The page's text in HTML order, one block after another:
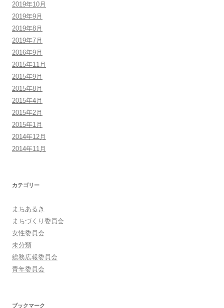
2019年10月
2019年9月
2019年8月
2019年7月
2016年9月
2015年11月
2015年9月
2015年8月
2015年4月
2015年2月
2015年1月
2014年12月
2014年11月
カテゴリー
まちあるき
まちづくり委員会
女性委員会
未分類
総務広報委員会
青年委員会
ブックマーク